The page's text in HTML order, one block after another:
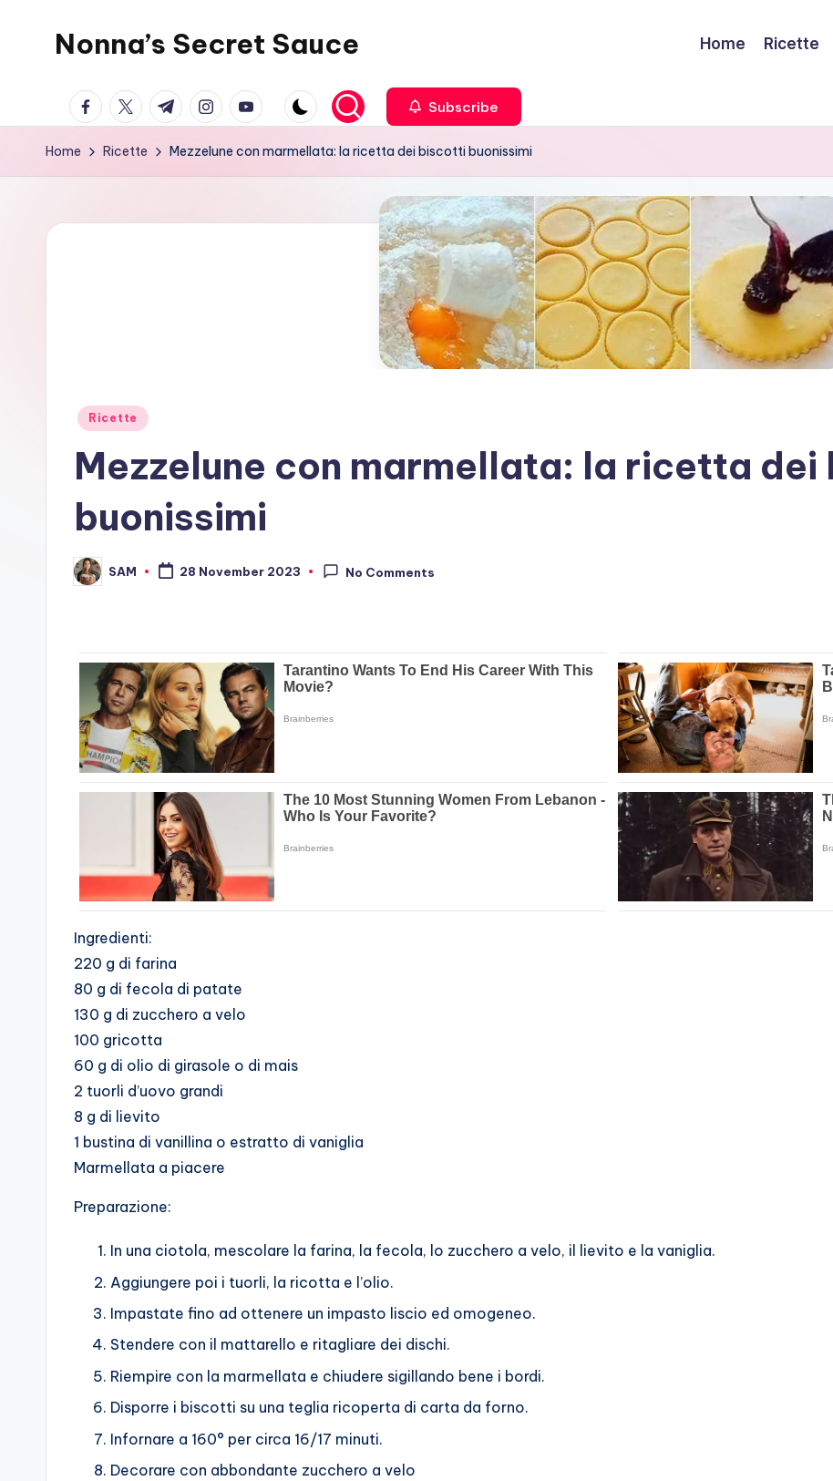
Nonna’s Secret Sauce Home Ricette
facebook.com
twitter.com
t.me instagram.com
youtube.com Subscribe
Home Ricette Mezzelune con marmellata: la ricetta dei biscotti buonissimi
Posted
Ricette
Mezzelune con marmellata: la ricetta
buonissimi
Posted
by
SAM 28 November 2023 No Comments
Ingredienti:
220 g di farina
80 g di fecola di patate
130 g di zucchero a velo
100 gricotta
60 g di olio di girasole o di mais
2 tuorli d’uovo grandi
8 g di lievito
1 bustina di vanillina o estratto di vaniglia
Marmellata a piacere
Preparazione:
In una ciotola, mescolare la farina, la fecola, lo zucchero a velo, il lievito e la vaniglia.
Aggiungere poi i tuorli, la ricotta e l’olio.
Impastate fino ad ottenere un impasto liscio ed omogeneo.
Stendere con il mattarello e ritagliare dei dischi.
Riempire con la marmellata e chiudere sigillando bene i bordi.
Disporre i biscotti su una teglia ricoperta di carta da forno.
Infornare a 160° per circa 16/17 minuti.
Decorare con abbondante zucchero a velo